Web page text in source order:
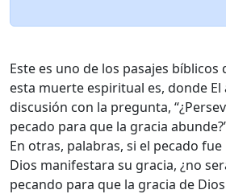
Este es uno de los pasajes
esta muerte espiritual es, donde
discusión con la pregunta,
pecado para que la gracia
En otras, palabras, si el pecado
Dios manifestara su gracia, ¿no
pecando para que la gracia de